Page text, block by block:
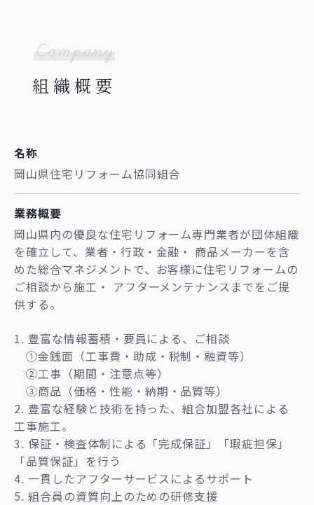
組織概要
名称
岡山県住宅リフォーム協同組合
業務概要
岡山県内の優良な住宅リフォーム専門業者が団体組織
を確立して、業者・行政・金融・ 商品メーカーを含
めた総合マネジメントで、お客様に住宅リフォームの
ご相談から施工・ アフターメンテナンスまでをご提
供する。
1. 豊富な情報蓄積・要員による、ご相談
①金銭面（工事費・助成・税制・融資等）
②工事（期間・注意点等）
③商品（価格・性能・納期・品質等）
2. 豊富な経験と技術を持った、組合加盟各社による
工事施工。
3. 保証・検査体制による「完成保証」「瑕疵担保」
「品質保証」を行う
4. 一貫したアフターサービスによるサポート
5. 組合員の資質向上のための研修支援